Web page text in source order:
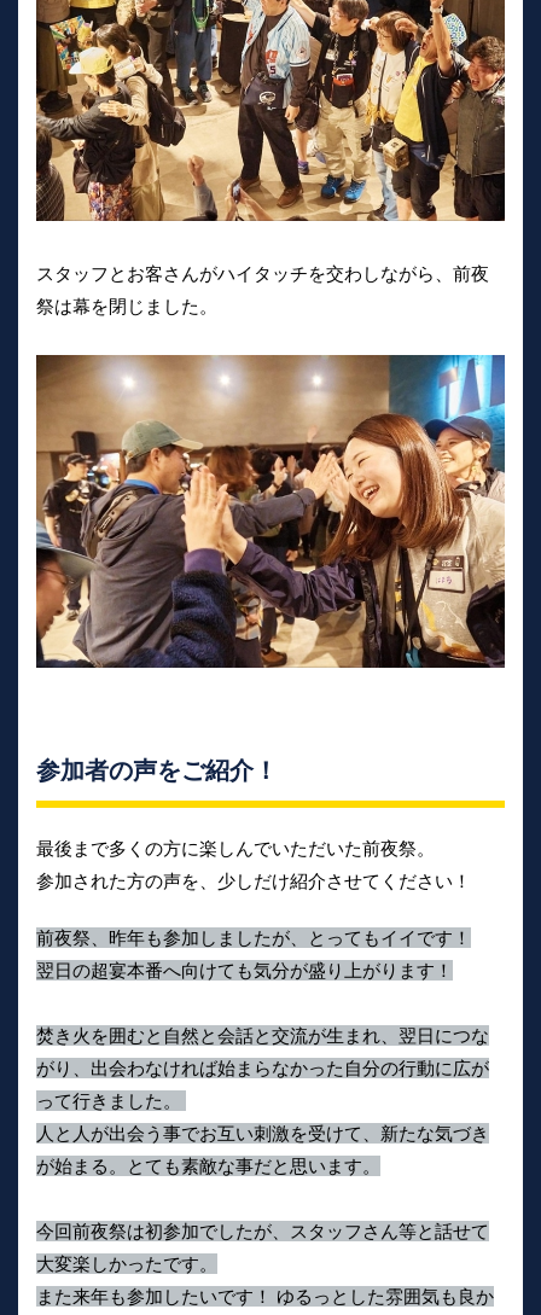
スタッフとお客さんがハイタッチを交わしながら、前夜
祭は幕を閉じました。
参加者の声をご紹介！
最後まで多くの方に楽しんでいただいた前夜祭。
参加された方の声を、少しだけ紹介させてください！
前夜祭、昨年も参加しましたが、とってもイイです！
翌日の超宴本番へ向けても気分が盛り上がります！
焚き火を囲むと自然と会話と交流が生まれ、翌日につな
がり、出会わなければ始まらなかった自分の行動に広が
って行きました。
人と人が出会う事でお互い刺激を受けて、新たな気づき
が始まる。とても素敵な事だと思います。
今回前夜祭は初参加でしたが、スタッフさん等と話せて
大変楽しかったです。
また来年も参加したいです！ ゆるっとした雰囲気も良か